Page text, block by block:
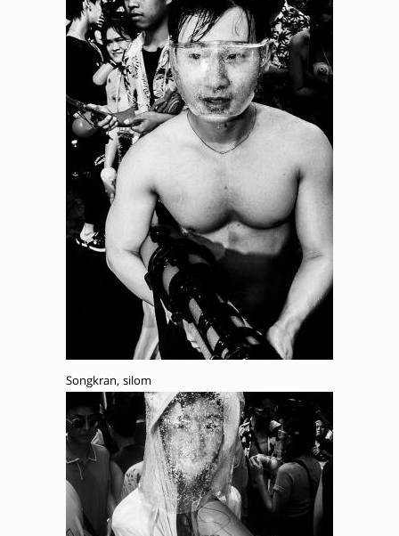
Songkran, silom